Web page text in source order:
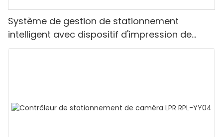
Système de gestion de stationnement
intelligent avec dispositif d'impression de
tickets et barrière pliante